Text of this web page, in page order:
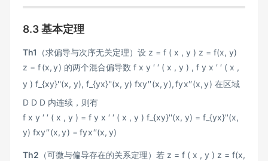
8.3 基本定理
Th1 （求偏导与次序无关定理）设 z = f ( x , y ) z = f(x, y)
z = f(x,y) 的两个混合偏导数 f x y ′ ′ ( x , y ) , f y x ′ ′ ( x ,
y ) f_{xy}''(x, y), f_{yx}''(x, y) fxy′′(x,y),fyx′′(x,y) 在区域
D D D 内连续，则有
f x y ′ ′ ( x , y ) = f y x ′ ′ ( x , y ) f_{xy}''(x, y) = f_{yx}''(x,
y) fxy′′(x,y) = fyx′′(x, y)
Th2 （可微与偏导存在的关系定理）若 z = f ( x , y ) z = f(x,